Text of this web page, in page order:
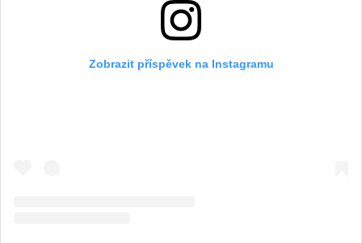
Zobrazit příspěvek na Instagramu